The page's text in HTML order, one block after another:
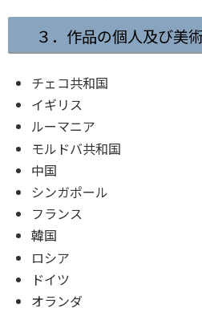
３．作品の個人及び美
チェコ共和国
イギリス
ルーマニア
モルドバ共和国
中国
シンガポール
フランス
韓国
ロシア
ドイツ
オランダ